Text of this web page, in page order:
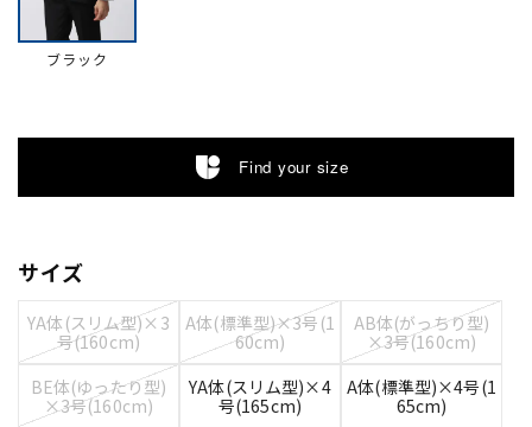
ブラック
Find your size
サイズ
YA体(スリム型)×3
号(160cm)
A体(標準型)×3号(1
60cm)
AB体(がっちり型)
×3号(160cm)
BE体(ゆったり型)
×3号(160cm)
YA体(スリム型)×4
号(165cm)
A体(標準型)×4号(1
65cm)